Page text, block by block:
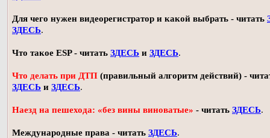
Для чего нужен видеорегистратор и какой выбрать - читать
ЗДЕСЬ.
Что такое ESP - читать ЗДЕСЬ и ЗДЕСЬ.
Что делать при ДТП (правильный алгоритм действий) -
ЗДЕСЬ и ЗДЕСЬ.
Наезд на пешехода: «без вины виноватые» - читать ЗДЕСЬ.
Международные права - читать ЗДЕСЬ.